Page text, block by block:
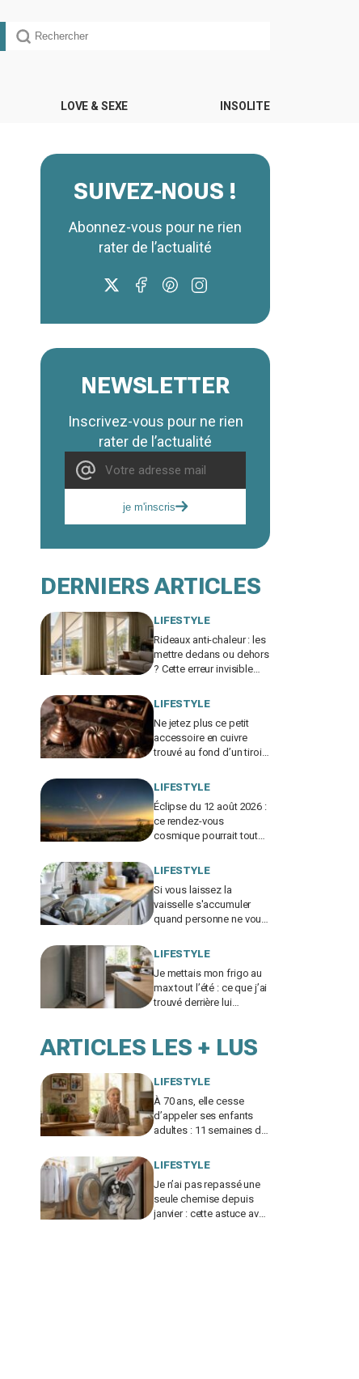
LOVE & SEXE INSOLITE
SUIVEZ-NOUS !
Abonnez-vous pour ne rien
rater de l’actualité
NEWSLETTER
Inscrivez-vous pour ne rien
rater de l’actualité
je m'inscris
DERNIERS ARTICLES
LIFESTYLE
Rideaux anti-chaleur : les
mettre dedans ou dehors
? Cette erreur invisible
vous
LIFESTYLE
Ne jetez plus ce petit
accessoire en cuivre
trouvé au fond d’un tiroir :
jusqu’à 200 €
LIFESTYLE
Éclipse du 12 août 2026 :
ce rendez-vous
cosmique pourrait tout
amoureuse sans prévenir
LIFESTYLE
Si vous laissez la
vaisselle s'accumuler
quand personne ne vous
confirment : voilà ce que
LIFESTYLE
Je mettais mon frigo au
max tout l’été : ce que j’ai
trouvé derrière lui
ARTICLES LES + LUS
LIFESTYLE
À 70 ans, elle cesse
d’appeler ses enfants
adultes : 11 semaines de
brutale sur les familles
LIFESTYLE
Je n’ai pas repassé une
seule chemise depuis
janvier : cette astuce avec